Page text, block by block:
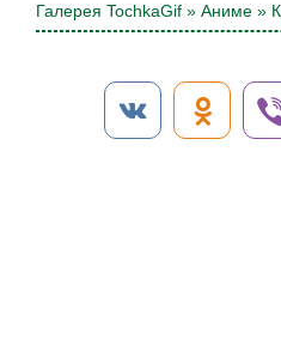
Галерея TochkaGif » Аниме »